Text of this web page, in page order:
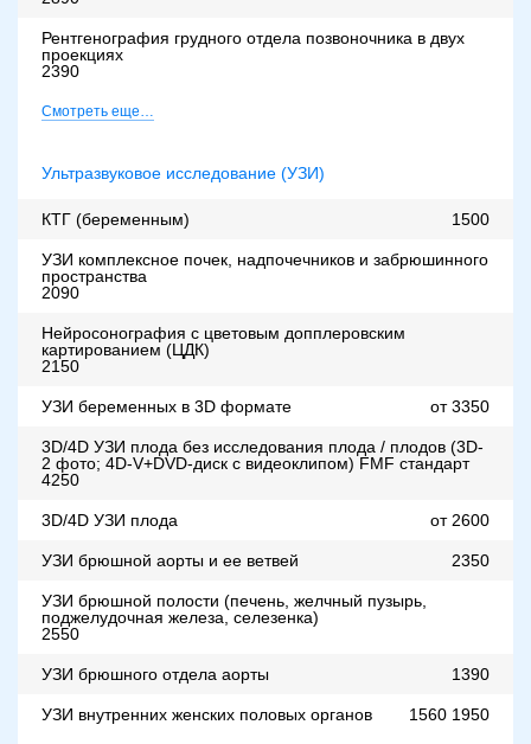
Рентгенография грудного отдела позвоночника в двух
проекциях
2390
Смотреть еще…
Ультразвуковое исследование (УЗИ)
КТГ (беременным) 1500
УЗИ комплексное почек, надпочечников и забрюшинного
пространства
2090
Нейросонография с цветовым допплеровским
картированием (ЦДК)
2150
УЗИ беременных в 3D формате от 3350
3D/4D УЗИ плода без исследования плода / плодов (3D-
2 фото; 4D-V+DVD-диск с видеоклипом) FMF стандарт
4250
3D/4D УЗИ плода от 2600
УЗИ брюшной аорты и ее ветвей 2350
УЗИ брюшной полости (печень, желчный пузырь,
поджелудочная железа, селезенка)
2550
УЗИ брюшного отдела аорты 1390
УЗИ внутренних женских половых органов 1560 1950